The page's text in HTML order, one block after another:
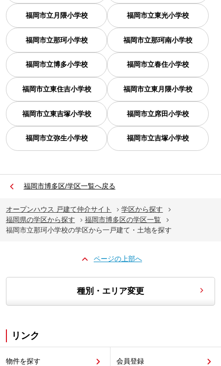
福岡市立月隈小学校 福岡市立東光小学校
福岡市立那珂小学校 福岡市立那珂南小学校
福岡市立博多小学校 福岡市立春住小学校
福岡市立東住吉小学校 福岡市立東月隈小学校
福岡市立東吉塚小学校 福岡市立席田小学校
福岡市立弥生小学校 福岡市立吉塚小学校
福岡市博多区/学区一覧へ戻る
オープンハウス 戸建て仲介サイト
学区から探す
福岡県の学区から探す
福岡市博多区の学区一覧
福岡市立那珂小学校の学区から一戸建て・土地を探す
ページの上部へ
種別・エリア変更
リンク
物件を探す 会員登録